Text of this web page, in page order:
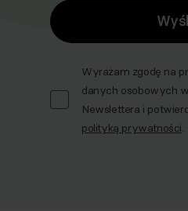
Wyrażam zgodę na
danych osobowych
Newslettera i
polityką prywatności.